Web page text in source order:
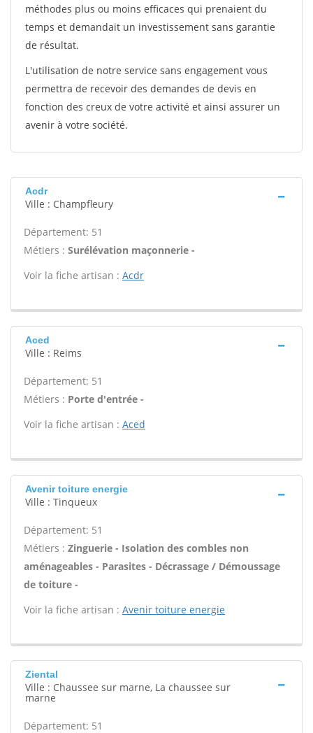
méthodes plus ou moins efficaces qui prenaient du
temps et demandait un investissement sans garantie
de résultat.
L'utilisation de notre service sans engagement vous
permettra de recevoir des demandes de devis en
fonction des creux de votre activité et ainsi assurer un
avenir à votre société.
Acdr
Ville : Champfleury
Département: 51
Métiers : Surélévation maçonnerie -
Voir la fiche artisan : Acdr
Aced
Ville : Reims
Département: 51
Métiers : Porte d'entrée -
Voir la fiche artisan : Aced
Avenir toiture energie
Ville : Tinqueux
Département: 51
Métiers : Zinguerie - Isolation des combles non
aménageables - Parasites - Décrassage / Démoussage
de toiture -
Voir la fiche artisan : Avenir toiture energie
Ziental
Ville : Chaussee sur marne, La chaussee sur
marne
Département: 51